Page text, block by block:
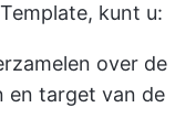
kunt u:
over de
en target van de